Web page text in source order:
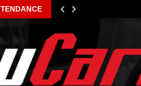
TENDANCE